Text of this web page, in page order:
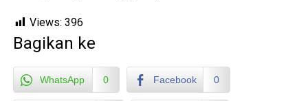
Views: 396
Bagikan ke
WhatsApp 0 Facebook 0